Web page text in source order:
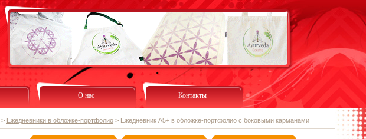
О нас Контакты
> Ежедневники в обложке-портфолио > Ежедневник А5+ в обложке-портфолио с боковыми карманами